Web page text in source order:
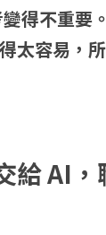
得不重要
太容易，
給 AI，